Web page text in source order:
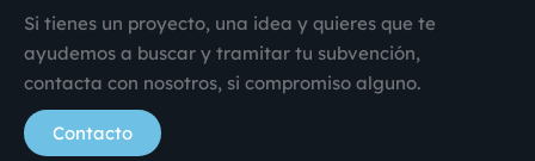
Si tienes un proyecto, una idea y quieres que te
ayudemos a buscar y tramitar tu subvención,
contacta con nosotros, si compromiso alguno.
Contacto